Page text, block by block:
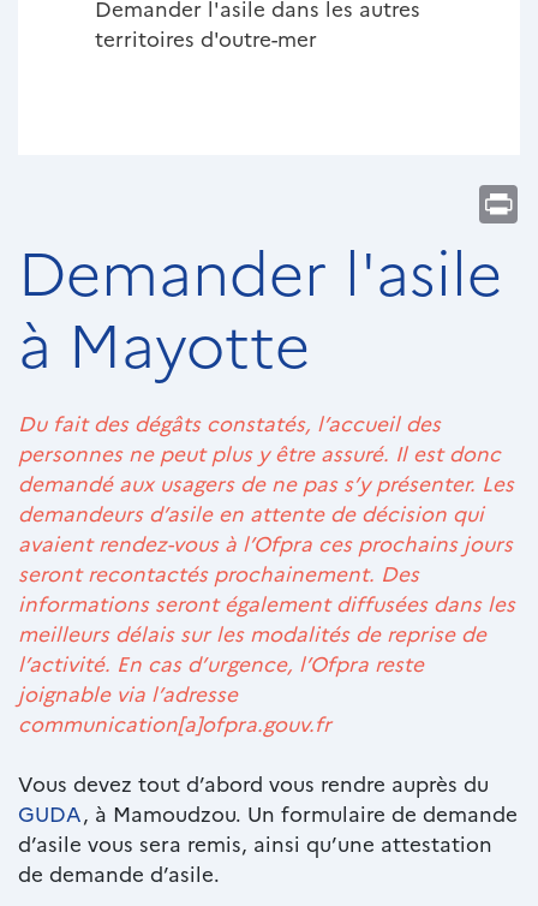
Demander l'asile
à Mayotte
Paragraphes
Texte
riche
Du fait des dégâts constatés, l’accueil des
personnes ne peut plus y être assuré. Il est donc
demandé aux usagers de ne pas s’y présenter. Les
demandeurs d’asile en attente de décision qui
avaient rendez-vous à l’Ofpra ces prochains jours
seront recontactés prochainement. Des
informations seront également diffusées dans les
meilleurs délais sur les modalités de reprise de
l’activité. En cas d’urgence, l’Ofpra reste
joignable via l’adresse
communication[a]ofpra.gouv.fr
Texte
riche
Vous devez tout d’abord vous rendre auprès du
GUDA, à Mamoudzou. Un formulaire de demande
d’asile vous sera remis, ainsi qu’une attestation
de demande d’asile.
Demander l'asile dans les autres
territoires d'outre-mer